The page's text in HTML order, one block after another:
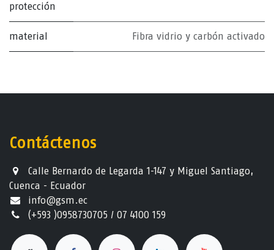
protección
material Fibra vidrio y carbón activado
Contáctenos
Calle Bernardo de Legarda 1-147 y Miguel Santiago,
Cuenca - Ecuador
info@gsm.ec​
(+593 )0958730705 / 07 4100 159